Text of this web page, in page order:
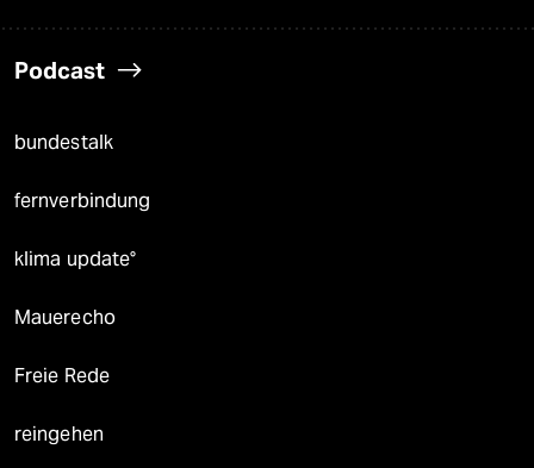
Podcast
bundestalk
fernverbindung
klima update°
Mauerecho
Freie Rede
reingehen